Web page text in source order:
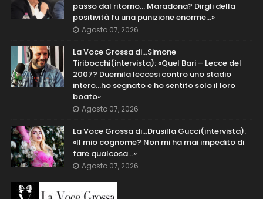
passo dal ritorno... Maradona? Dirgli della
positività fu una punizione enorme…»
Agosto 07, 2026
La Voce Grossa di…Simone
Tiribocchi(intervista): «Quel Bari – Lecce del
2007? Duemila leccesi contro uno stadio
intero...ho segnato e ho sentito solo il loro
boato»
Agosto 07, 2026
La Voce Grossa di…Drusilla Gucci(intervista):
«Il mio cognome? Non mi ha mai impedito di
fare qualcosa…»
Agosto 07, 2026